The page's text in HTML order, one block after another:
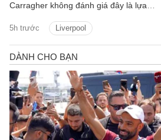
5h trước Liverpool
Carragher không đánh giá đây là lựa